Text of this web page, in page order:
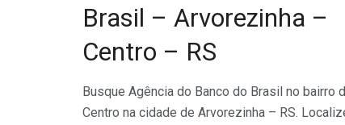
Brasil – Arvorezinha –
Centro – RS
Busque Agência do Banco do Brasil no bairro
Centro na cidade de Arvorezinha – RS.